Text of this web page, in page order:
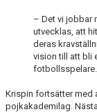
– Det vi jobbar
utvecklas, att
deras
vision till att bli
fotbollsspelare.
Krispin fortsätter med
pojkakademilag.